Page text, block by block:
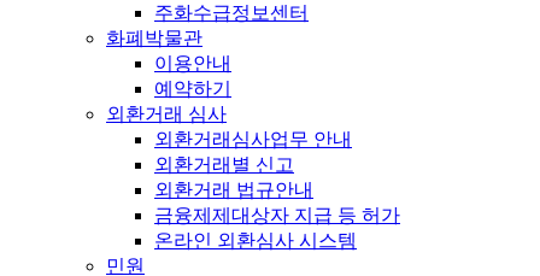
주화수급정보센터
화폐박물관
이용안내
예약하기
외환거래 심사
외환거래심사업무 안내
외환거래별 신고
외환거래 법규안내
금융제제대상자 지급 등 허가
온라인 외환심사 시스템
민원